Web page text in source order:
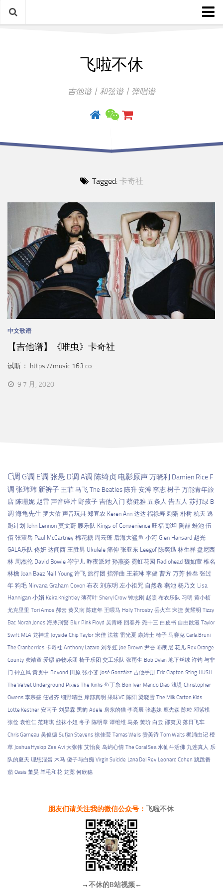
飞啦不休
吉他谱丨和弦谱丨弹唱谱
Tagged: 卡奇社
中文歌谱
【吉他谱】《唯虫》卡奇社
试听： https://music.163.co...
9 7 月, 2020
C调 G调 E调 张悬 D调 A调 陈绮贞 电影原声万晓利 Damien Rice F
调 张玮玮 新裤子 王菲马飞 The Beatles 陈升 安溥 李志 树子 万能青年旅
店 陈珊妮 赵雷 声音碎片 野孩子 吉他入门 蔡健雅 五条人 告五人 苏打绿 B
调 海龟先生 罗大佑 声音玩具 郑宜农 Keren Ann 达达 福禄寿 刺猬 朴树 杭天 逃
跑计划 John Lennon 莫文蔚 腰乐队 Kings of Convenience 旺福 彭坦 陶喆 蛙池 伍
佰 张震岳 Paul McCartney 棉花糖 周云蓬 后海大鲨鱼 小河 Glen Hansard 赵光
GALA乐队 佟妍 达闻西 王胜男 Ukulele 痛仰 张亚东 Leegof 陈奕迅 林生祥 盘尼西
林 周杰伦 David Bowie 岑宁儿 昨夜派对 孙燕姿 霓虹花园 Radiohead 魏如萱 椎名
林檎 Joan Baez Neil Young 许飞 旅行团 指弹曲 王若琳 李健 曹方 万芳 拾叁 张过
年 狗毛 Nirvana Graham Coxon 布衣 刘东明 左小祖咒 自然卷 燕池 杨乃文 Lisa
Hannigan 小娟 Keira Knightley 薄荷叶 Sheryl Crow 钟志刚 赵照 布衣乐队 习明 黄小桢
尤克里里 Tori Amos 郝云 黄又南 陈建年 王喂马 Holly Throsby 丢火车 宋捷 黄耀明 Tizzy
Bac Norah Jones 海豚刑警 Blur Pink Floyd 吴青峰 回春丹 尧十三 白皮书 自由散漫 Taylor
Swift MLA 龙神道 Joyside Chip Taylor 宋佳 法兹 雷光夏 康姆士 椅子 马赛克 Carla Bruni
The Cranberries 卡奇社 Anthony Lazaro 刘冬虹 Joe Brown 尹吾 布朗尼 花儿 Rex Orange
County 窦靖童 爱缪 静物乐团 椅子乐团 交工乐队 张雨生 Bob Dylan 地下丝绒 许钧 与非
门 钟立风 黄贯中 Beyond 田原 张小斐 José González 吉他手册 Eric Clapton Sting HUSH
The Velvet Underground Pixies The Kinks 鱼丁糸 Bon Iver Mando Diao 浅堤 Christopher
Owens 李宗盛 任贤齐 细野晴臣 岸部真明 果味VC 陈阳 梁晓雪 The Milk Carton Kids
Lotte Kestner 安南子 刘昊霖 黑豹 Adele 房东的猫 李亮辰 张惠妹 鹿先森 陈粒 邓紫棋
张佺 袁惟仁 范玮琪 丝袜小姐 冬子 陈明章 谭维维 马条 黄玠 白云 邵夷贝 落日飞车
Chris Garneau 吴俊德 Sufjan Stevens 徐佳莹 Tamas Wells 赞美诗 Tom Waits 梶浦由记 橙
草 Joshua Hyslop Zee Avi 大张伟 艾怡良 岛屿心情 The Coral Sea 水仙斗活佛 九连真人 乐
队的夏天 理想混蛋 木马 傻子与白痴 Virgin Suicide Lana Del Rey Leonard Cohen 跳跳番
茄 Oasis 董昊 羊毛和花 龙宽 何欣穗
朋友们请关注我的微信公众号： 飞啦不休
→不休的B站视频←